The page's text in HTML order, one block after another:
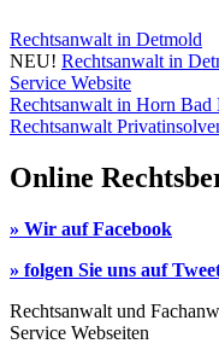
Rechtsanwalt in Detmold
NEU! Rechtsanwalt in
Service Website
Rechtsanwalt in Horn Bad
Rechtsanwalt
Online
» Wir auf Facebook
» folgen Sie uns auf
Rechtsanwalt und
Service Webseiten